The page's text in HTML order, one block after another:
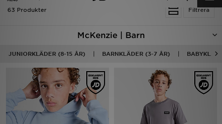
Filtrera
63 Produkter
McKenzie | Barn
JUNIORKLÄDER (8-15 ÅR) BARNKLÄDER (3-7 ÅR)
Dam
Varumärken
Bästsäljare